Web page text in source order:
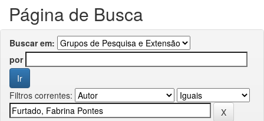
Página de Busca
Buscar em:
por
Filtros correntes: